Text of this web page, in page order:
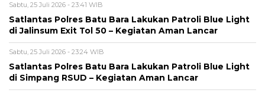
Sabtu, 25 Juli 2026 - 23:41 WIB
Satlantas Polres Batu Bara Lakukan Patroli Blue Light
di Jalinsum Exit Tol 50 – Kegiatan Aman Lancar
Sabtu, 25 Juli 2026 - 23:24 WIB
Satlantas Polres Batu Bara Lakukan Patroli Blue Light
di Simpang RSUD – Kegiatan Aman Lancar